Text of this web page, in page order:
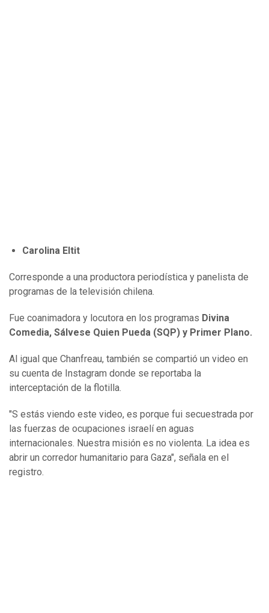
Carolina Eltit
Corresponde a una productora periodística y panelista de
programas de la televisión chilena.
Fue coanimadora y locutora en los programas Divina
Comedia, Sálvese Quien Pueda (SQP) y Primer Plano.
Al igual que Chanfreau, también se compartió un video en
su cuenta de Instagram donde se reportaba la
interceptación de la flotilla.
"S estás viendo este video, es porque fui secuestrada por
las fuerzas de ocupaciones israelí en aguas
internacionales. Nuestra misión es no violenta. La idea es
abrir un corredor humanitario para Gaza", señala en el
registro.